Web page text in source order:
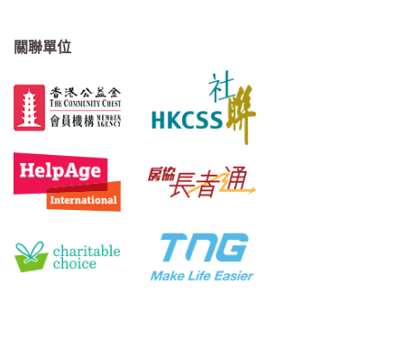
關聯單位